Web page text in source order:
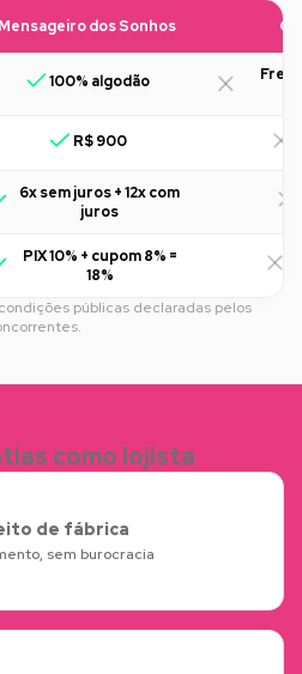
Mensageiro dos Sonhos
100% algodão
R$ 900
6x sem juros + 12x com
juros
PIX 10% + cupom 8% =
18%
públicas declaradas pelos
como lojista
de fábrica
sem burocracia